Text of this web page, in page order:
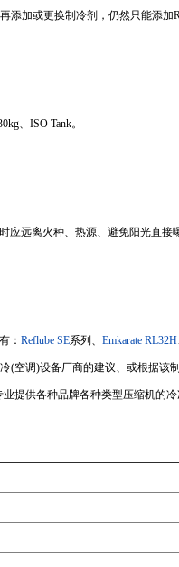
添加或更换制冷剂，仍然只能添加
kg、ISO Tank。
应远离火种、热源、避免阳光直
： Reflube SE系列、 Emkarate RL32H
(空调)设备厂商的建议、或根据
提供各种品牌各种类型压缩机的冷